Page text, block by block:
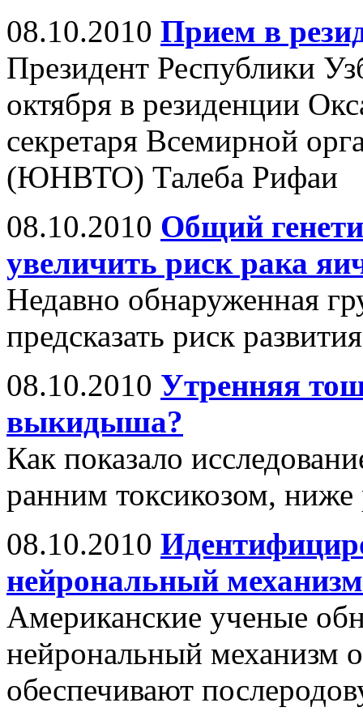
08.10.2010 Прием в
Президент Республики
октября в резиденции
секретаря Всемирной
(ЮНВТО) Талеба Рифаи
08.10.2010 Общий
увеличить риск рака
Недавно обнаруженная
предсказать риск
08.10.2010 Утренняя
выкидыша?
Как показало
ранним токсикозом,
08.10.2010
нейрональный
Американские ученые
нейрональный механизм
обеспечивают